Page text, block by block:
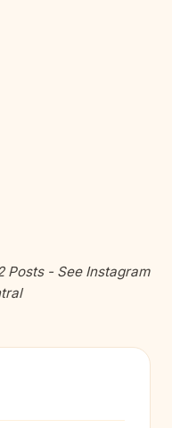
Posts - See Instagram